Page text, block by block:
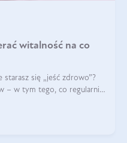
witalność na co
się „jeść zdrowo”?
– w tym tego, co regularnie